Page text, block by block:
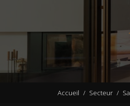
Accueil Secteur